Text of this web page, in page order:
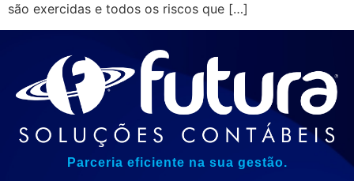
são exercidas e todos os riscos que […]
Parceria eficiente na sua gestão.